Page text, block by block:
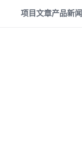
项目文章产品新闻